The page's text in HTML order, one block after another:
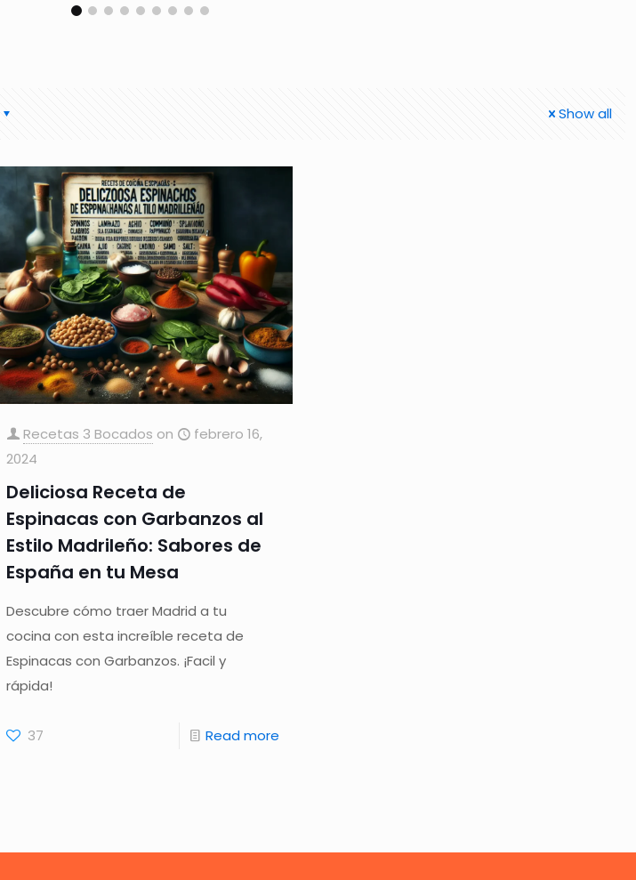
Show all
Recetas 3 Bocados on
febrero 16,
2024
Deliciosa Receta de
Espinacas con Garbanzos al
Estilo Madrileño: Sabores de
España en tu Mesa
Descubre cómo traer Madrid a tu
cocina con esta increíble receta de
Espinacas con Garbanzos. ¡Facil y
rápida!
37 Read more